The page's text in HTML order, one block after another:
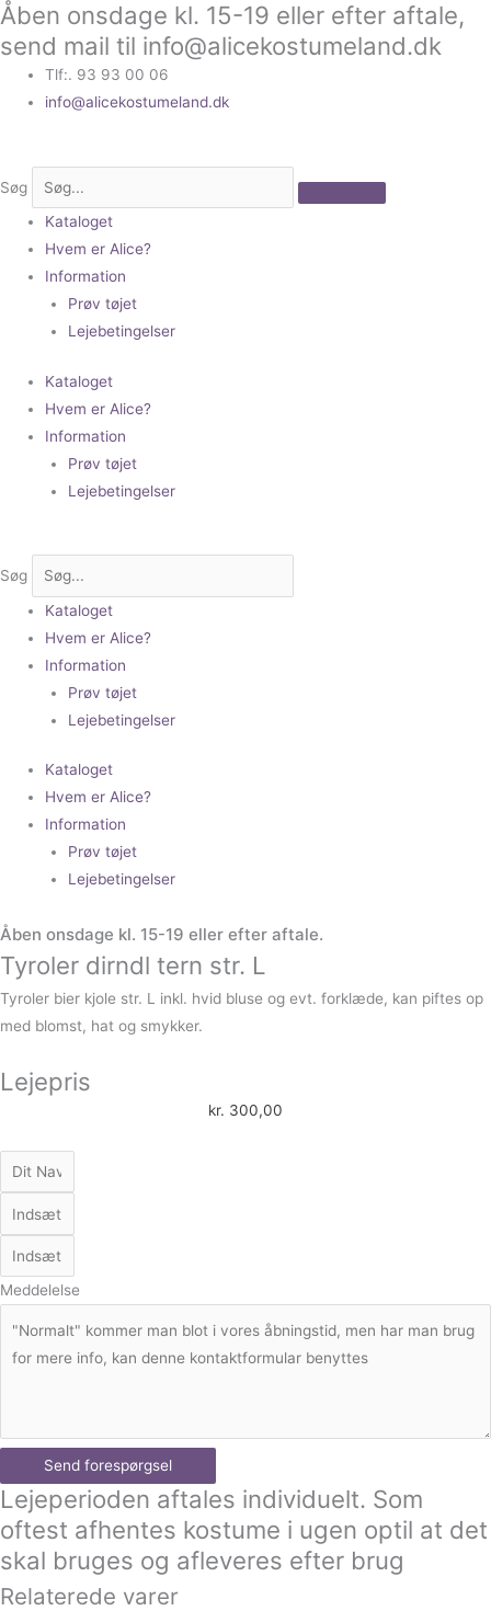
Gå
til
indholdet
Åben onsdage kl. 15-19 eller efter aftale,
send mail til info@alicekostumeland.dk
Tlf:. 93 93 00 06
info@alicekostumeland.dk
Søg
Kataloget
Hvem er Alice?
Information
Prøv tøjet
Lejebetingelser
Kataloget
Hvem er Alice?
Information
Prøv tøjet
Lejebetingelser
Søg
Kataloget
Hvem er Alice?
Information
Prøv tøjet
Lejebetingelser
Kataloget
Hvem er Alice?
Information
Prøv tøjet
Lejebetingelser
Åben onsdage kl. 15-19 eller efter aftale.
Tyroler dirndl tern str. L
Tyroler bier kjole str. L inkl. hvid bluse og evt. forklæde, kan piftes op
med blomst, hat og smykker.
Lejepris
kr. 300,00
Meddelelse
Send forespørgsel
Lejeperioden aftales individuelt. Som
oftest afhentes kostume i ugen optil at det
skal bruges og afleveres efter brug
Relaterede varer